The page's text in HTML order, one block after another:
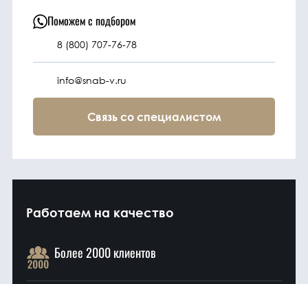
Под заказ
Поможем с подбором
8 (800) 707-76-78
info@snab-v.ru
Связь со специалистом
Работаем на качество
Более 2000 клиентов